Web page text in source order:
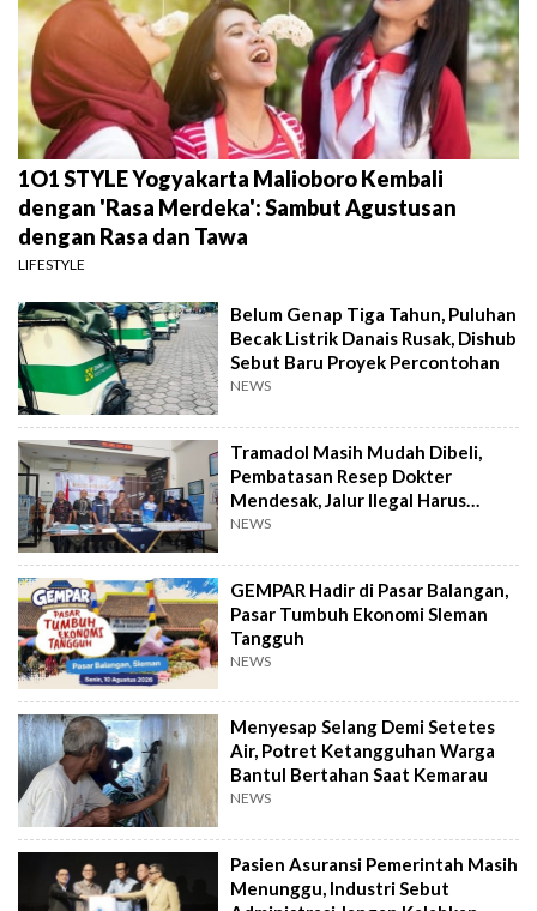
1O1 STYLE Yogyakarta Malioboro Kembali
dengan 'Rasa Merdeka': Sambut Agustusan
dengan Rasa dan Tawa
LIFESTYLE
Belum Genap Tiga Tahun, Puluhan
Becak Listrik Danais Rusak, Dishub
Sebut Baru Proyek Percontohan
NEWS
Tramadol Masih Mudah Dibeli,
Pembatasan Resep Dokter
Mendesak, Jalur Ilegal Harus
Distop
NEWS
GEMPAR Hadir di Pasar Balangan,
Pasar Tumbuh Ekonomi Sleman
Tangguh
NEWS
Menyesap Selang Demi Setetes
Air, Potret Ketangguhan Warga
Bantul Bertahan Saat Kemarau
NEWS
Pasien Asuransi Pemerintah Masih
Menunggu, Industri Sebut